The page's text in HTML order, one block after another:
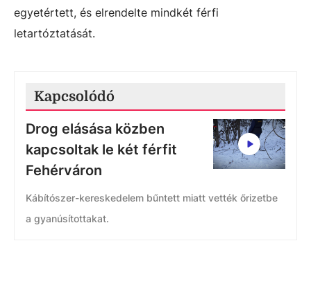
egyetértett, és elrendelte mindkét férfi
letartóztatását.
Kapcsolódó
Drog elásása közben
kapcsoltak le két férfit
Fehérváron
Kábítószer-kereskedelem bűntett miatt vették őrizetbe
a gyanúsítottakat.